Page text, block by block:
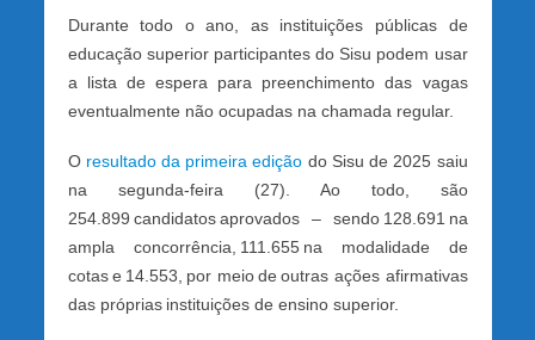
Durante todo o ano, as instituições públicas de
educação superior participantes do Sisu podem usar
a lista de espera para preenchimento das vagas
eventualmente não ocupadas na chamada regular.
O resultado da primeira edição do Sisu de 2025 saiu
na segunda-feira (27). Ao todo, são
254.899 candidatos aprovados – sendo 128.691 na
ampla concorrência, 111.655 na modalidade de
cotas e 14.553, por meio de outras ações afirmativas
das próprias instituições de ensino superior.